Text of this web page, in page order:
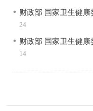
财政部 国家卫生健
24
财政部 国家卫生健
14